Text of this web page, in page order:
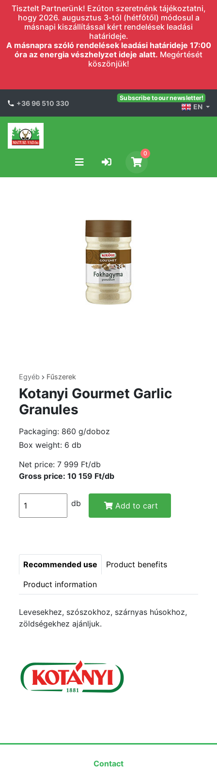
Tisztelt Partnerünk! Ezúton szeretnénk tájékoztatni,
hogy 2026. augusztus 3-tól (hétfőtől) módosul a
másnapi kiszállítással kért rendelések leadási
határideje.
A másnapra szóló rendelések leadási határideje 17:00
óra az energia vészhelyzet ideje alatt. Megértését
köszönjük!
+36 96 510 330
Subscribe to our newsletter!
EN
0
Egyéb Fűszerek
Kotanyi Gourmet Garlic
Granules
Packaging: 860 g/doboz
Box weight: 6 db
Net price: 7 999 Ft/db
Gross price: 10 159 Ft/db
db Add to cart
Recommended use Product benefits
Product information
Levesekhez, szószokhoz, szárnyas húsokhoz,
zöldségekhez ajánljuk.
Contact